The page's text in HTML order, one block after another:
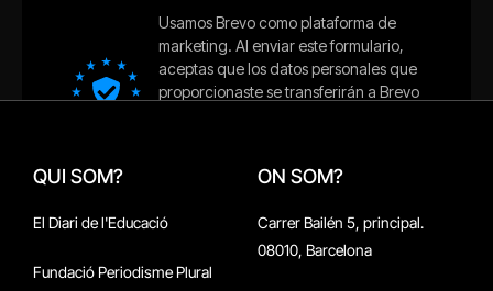
QUI SOM?
El Diari de l'Educació
Fundació Periodisme Plural
ON SOM?
Carrer Bailén 5, principal.
08010, Barcelona